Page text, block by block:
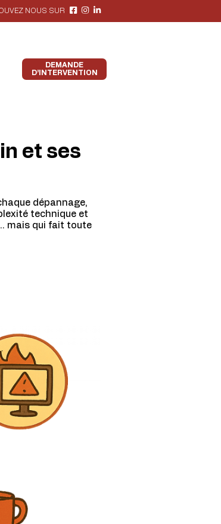
NOUS SUR
DEMANDE
D’INTERVENTION
et ses
dépannage,
technique et
mais qui fait toute